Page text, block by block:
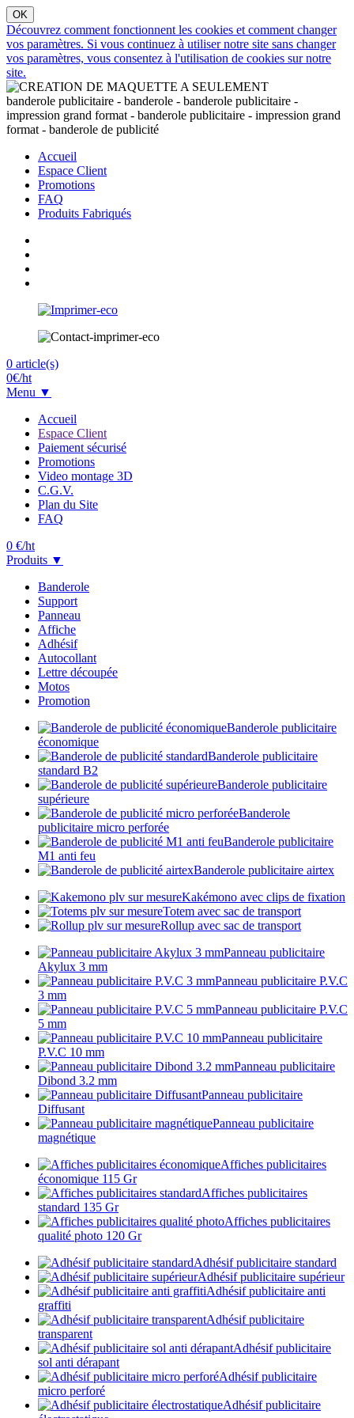
Découvrez comment fonctionnent les cookies et comment changer
vos paramètres. Si vous continuez à utiliser notre site sans changer
vos paramètres, vous consentez à l'utilisation de cookies sur notre
site.
banderole publicitaire - banderole - banderole publicitaire -
impression grand format - banderole publicitaire - impression grand
format - banderole de publicité
Accueil
Espace Client
Promotions
FAQ
Produits Fabriqués
0 article(s)
0€/ht
Menu ▼
Accueil
Espace Client
Paiement sécurisé
Promotions
Video montage 3D
C.G.V.
Plan du Site
FAQ
0 €/ht
Produits ▼
Banderole
Support
Panneau
Affiche
Adhésif
Autocollant
Lettre découpée
Motos
Promotion
Banderole publicitaire
économique
Banderole publicitaire
standard B2
Banderole publicitaire
supérieure
Banderole
publicitaire micro perforée
Banderole publicitaire
M1 anti feu
Banderole publicitaire airtex
Kakémono avec clips de fixation
Totem avec sac de transport
Rollup avec sac de transport
Panneau publicitaire
Akylux 3 mm
Panneau publicitaire P.V.C
3 mm
Panneau publicitaire P.V.C
5 mm
Panneau publicitaire
P.V.C 10 mm
Panneau publicitaire
Dibond 3.2 mm
Panneau publicitaire
Diffusant
Panneau publicitaire
magnétique
Affiches publicitaires
économique 115 Gr
Affiches publicitaires
standard 135 Gr
Affiches publicitaires
qualité photo 120 Gr
Adhésif publicitaire standard
Adhésif publicitaire supérieur
Adhésif publicitaire anti
graffiti
Adhésif publicitaire
transparent
Adhésif publicitaire
sol anti dérapant
Adhésif publicitaire
micro perforé
Adhésif publicitaire